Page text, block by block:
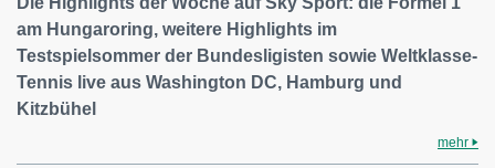
am Hungaroring, weitere Highlights im
Testspielsommer der Bundesligisten sowie Weltklasse-
Tennis live aus Washington DC, Hamburg und
Kitzbühel
mehr